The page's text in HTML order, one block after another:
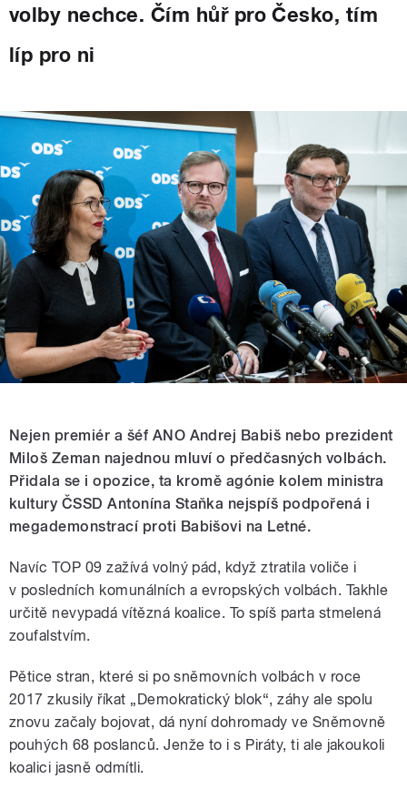
volby nechce. Čím hůř pro Česko, tím
líp pro ni
Nejen premiér a šéf ANO Andrej Babiš nebo prezident
Miloš Zeman najednou mluví o předčasných volbách.
Přidala se i opozice, ta kromě agónie kolem ministra
kultury ČSSD Antonína Staňka nejspíš podpořená i
megademonstrací proti Babišovi na Letné.
Navíc TOP 09 zažívá volný pád, když ztratila voliče i
v posledních komunálních a evropských volbách. Takhle
určitě nevypadá vítězná koalice. To spíš parta stmelená
zoufalstvím.
Pětice stran, které si po sněmovních volbách v roce
2017 zkusily říkat „Demokratický blok“, záhy ale spolu
znovu začaly bojovat, dá nyní dohromady ve Sněmovně
pouhých 68 poslanců. Jenže to i s Piráty, ti ale jakoukoli
koalici jasně odmítli.